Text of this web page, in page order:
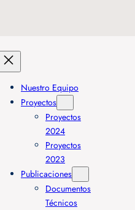
Nuestro Equipo
Proyectos
Proyectos
2024
Proyectos
2023
Publicaciones
Documentos
Técnicos